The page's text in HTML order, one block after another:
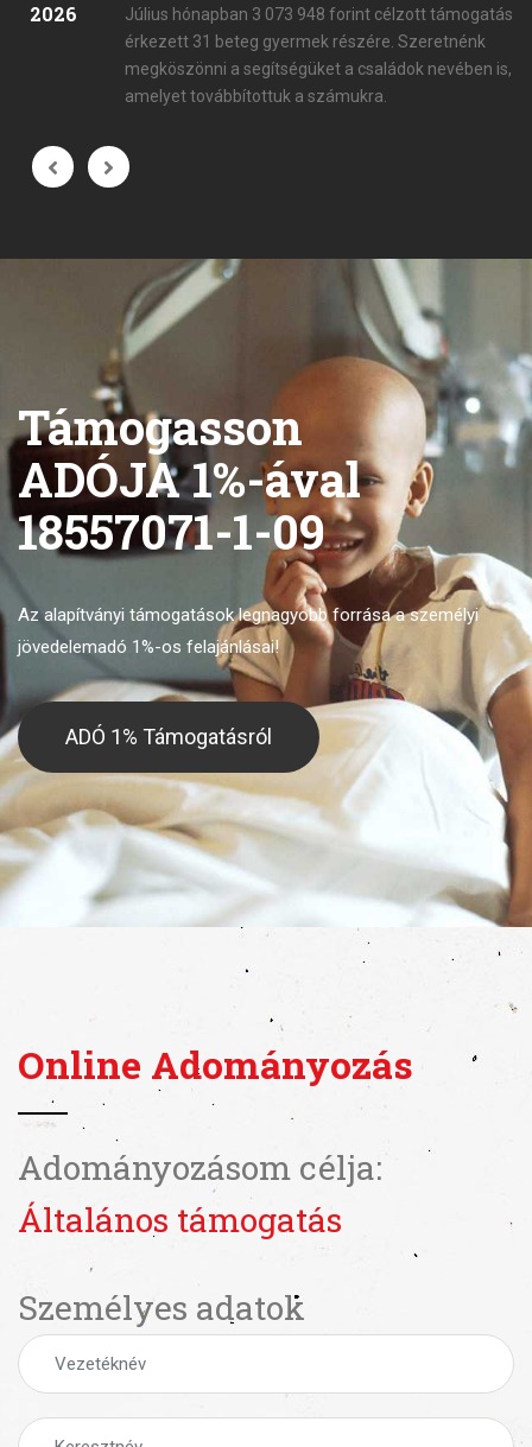
2026
Július hónapban 3 073 948 forint célzott támogatás
érkezett 31 beteg gyermek részére. Szeretnénk
megköszönni a segítségüket a családok nevében is,
amelyet továbbítottuk a számukra.
Támogasson
ADÓJA 1%-ával
18557071-1-09
Az alapítványi támogatások legnagyobb forrásaa személyi
jövedelemadó 1%-os felajánlásai!
ADÓ 1% Támogatásról
Online Adományozás
Adományozásom célja:
Általános támogatás
Személyes adatok